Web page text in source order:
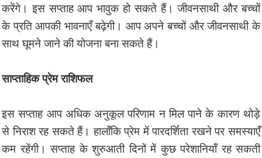
करेंगे। इस सप्ताह आप भावुक हो सकते हैं। जीवनसाथी और बच्चों
के प्रति आपकी भावनाएँ बढ़ेगी। आप अपने बच्चों और जीवनसाथी के
साथ घूमने जाने की योजना बना सकते हैं।
साप्ताहिक प्रेम राशिफल
इस सप्ताह आप अधिक अनुकूल परिणाम न मिल पाने के कारण थोड़े
से निराश रह सकते हैं। हालाँकि प्रेम में पारदर्शिता रखने पर समस्याएँ
कम रहेंगी। सप्ताह के शुरुआती दिनों में कुछ परेशानियाँ रह सकती